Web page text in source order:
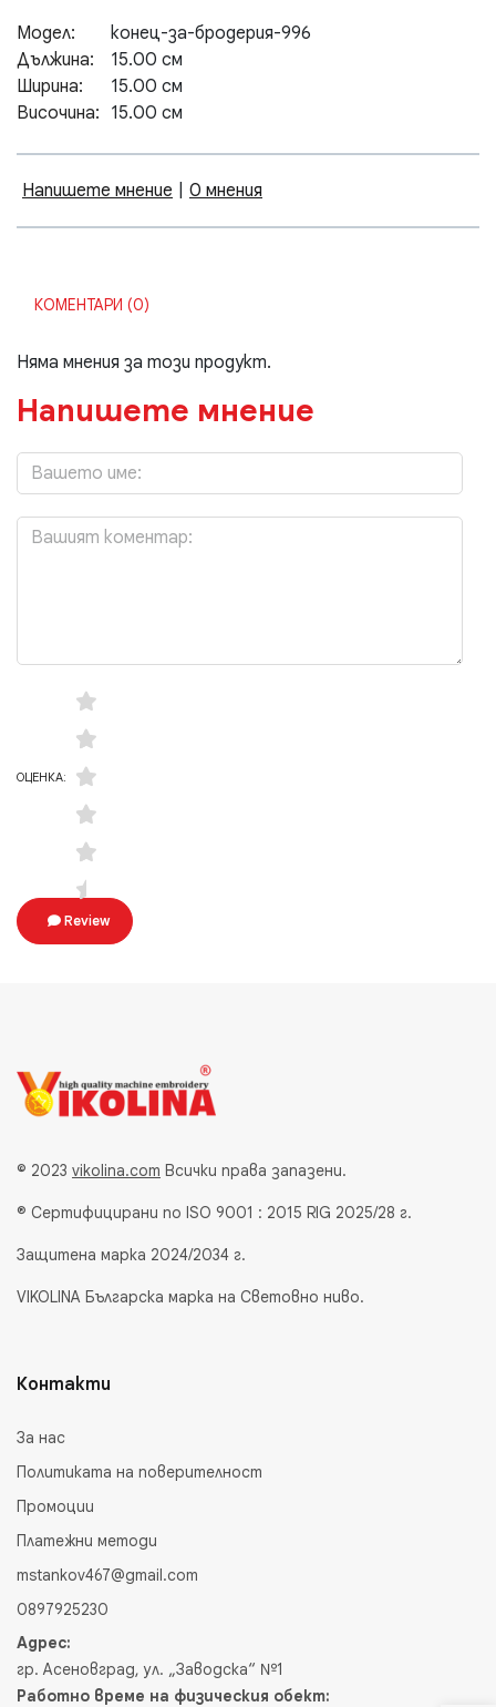
Модел:
конец-за-бродерия-996
Дължина:
15.00 см
Ширина:
15.00 см
Височина: 15.00 см
Напишете мнение 0 мнения
КОМЕНТАРИ (0)
Няма мнения за този продукт.
Напишете мнение
ОЦЕНКА:
Review
© 2023 vikolina.com Всички права запазени.
® Сертифицирани по ISO 9001 : 2015 RIG 2025/28 г.
Защитена марка 2024/2034 г.
VIKOLINA Българска марка на Световно ниво.
Контакти
За нас
Политиката на поверителност
Промоции
Платежни методи
mstankov467@gmail.com
0897925230
Адрес:
гр. Асеновград, ул. „Заводска“ №1
Работно време на физическия обект: